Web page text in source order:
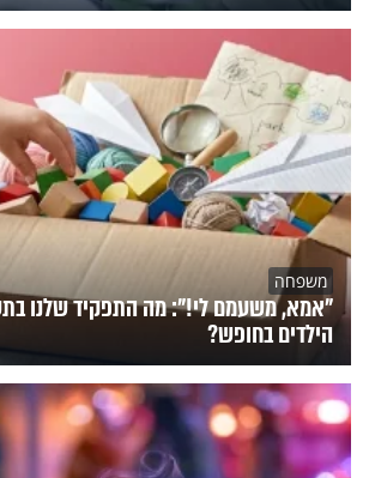
משפחה
"אמא, משעמם לי!": מה התפקיד שלנו
הילדים בחופש?